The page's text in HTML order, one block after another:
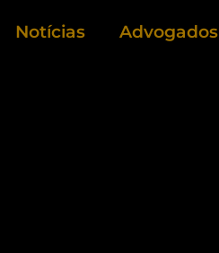
Notícias Advogados